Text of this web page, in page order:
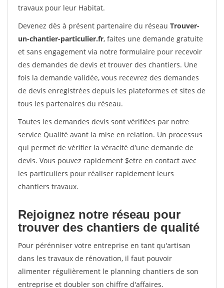
travaux pour leur Habitat.
Devenez dès à présent partenaire du réseau Trouver-
un-chantier-particulier.fr, faites une demande gratuite
et sans engagement via notre formulaire pour recevoir
des demandes de devis et trouver des chantiers. Une
fois la demande validée, vous recevrez des demandes
de devis enregistrées depuis les plateformes et sites de
tous les partenaires du réseau.
Toutes les demandes devis sont vérifiées par notre
service Qualité avant la mise en relation. Un processus
qui permet de vérifier la véracité d'une demande de
devis. Vous pouvez rapidement $etre en contact avec
les particuliers pour réaliser rapidement leurs
chantiers travaux.
Rejoignez notre réseau pour
trouver des chantiers de qualité
Pour pérénniser votre entreprise en tant qu'artisan
dans les travaux de rénovation, il faut pouvoir
alimenter régulièrement le planning chantiers de son
entreprise et doubler son chiffre d'affaires.